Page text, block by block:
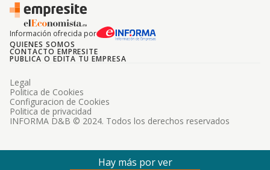
Información ofrecida por
QUIENES SOMOS
CONTACTO EMPRESITE
PUBLICA O EDITA TU EMPRESA
INFORMA D&B © 2024. Todos los derechos reservados
Legal
Politica de Cookies
Configuracion de Cookies
Politica de privacidad
Hay más por ver